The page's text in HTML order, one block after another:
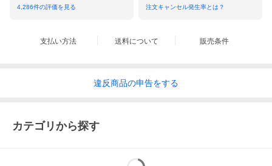
4,286件の評価を見る 注文キャンセル発生率とは？
支払い方法 送料について 販売条件
違反商品の申告をする
カテゴリから探す